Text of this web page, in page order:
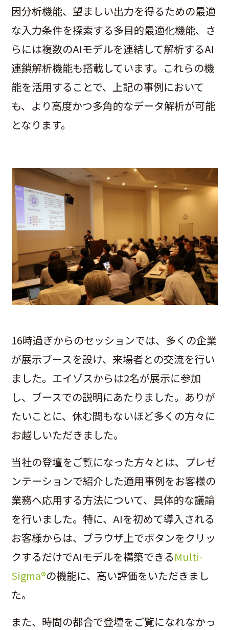
因分析機能、望ましい出力を得るための最適
な入力条件を探索する多目的最適化機能、さ
らには複数のAIモデルを連結して解析するAI
連鎖解析機能も搭載しています。これらの機
能を活用することで、上記の事例において
も、より高度かつ多角的なデータ解析が可能
となります。
16時過ぎからのセッションでは、多くの企業
が展示ブースを設け、来場者との交流を行い
ました。エイゾスからは2名が展示に参加
し、ブースでの説明にあたりました。ありが
たいことに、休む間もないほど多くの方々に
お越しいただきました。
当社の登壇をご覧になった方々とは、プレゼ
ンテーションで紹介した適用事例をお客様の
業務へ応用する方法について、具体的な議論
を行いました。特に、AIを初めて導入される
お客様からは、ブラウザ上でボタンをクリッ
クするだけでAIモデルを構築できるMulti-
Sigma®の機能に、高い評価をいただきまし
た。
また、時間の都合で登壇をご覧になれなかっ